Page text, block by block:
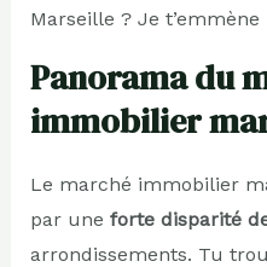
Marseille ? Je
Panorama du
immobilier
Le marché immobilier
par une forte disparité
arrondissements. Tu